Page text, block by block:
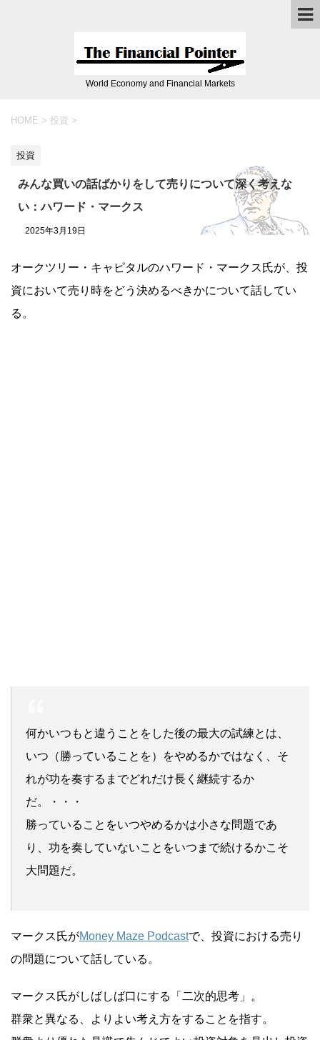
World Economy and Financial Markets
HOME > 投資 >
投資
みんな買いの話ばかりをして売りについて深く考えな
い：ハワード・マークス
2025年3月19日
オークツリー・キャピタルのハワード・マークス氏が、投
資において売り時をどう決めるべきかについて話してい
る。
何かいつもと違うことをした後の最大の試練とは、
いつ（勝っていることを）をやめるかではなく、そ
れが功を奏するまでどれだけ長く継続するか
だ。・・・
勝っていることをいつやめるかは小さな問題であ
り、功を奏していないことをいつまで続けるかこそ
大問題だ。
マークス氏がMoney Maze Podcastで、投資における売り
の問題について話している。
マークス氏がしばしば口にする「二次的思考」。
群衆と異なる、よりよい考え方をすることを指す。